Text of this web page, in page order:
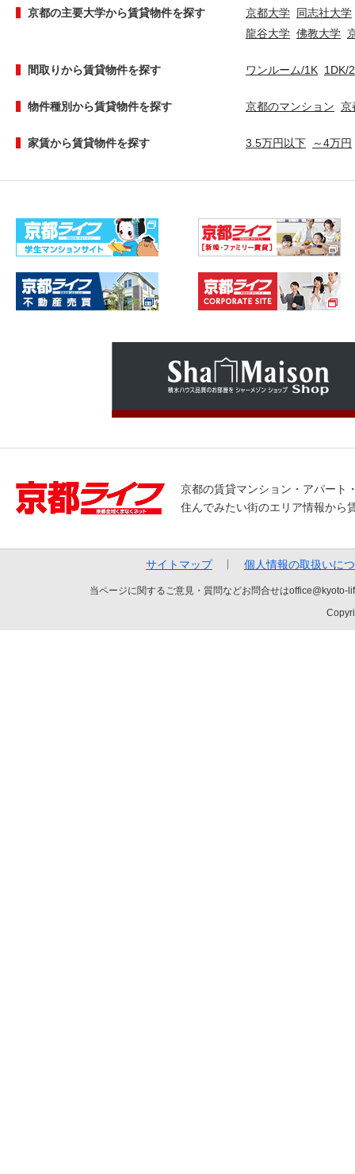
京都の主要大学から賃貸物件を探す 京都大学 同志社大学
龍谷大学 佛教大学
間取りから賃貸物件を探す ワンルーム/1K 1DK/
物件種別から賃貸物件を探す 京都のマンション 京
家賃から賃貸物件を探す 3.5万円以下 ～4万円
京都の賃貸マンション・アパート
住んでみたい街のエリア情報から
サイトマップ 個人情報の取扱いに
当ページに関するご意見・質問などお問合せは